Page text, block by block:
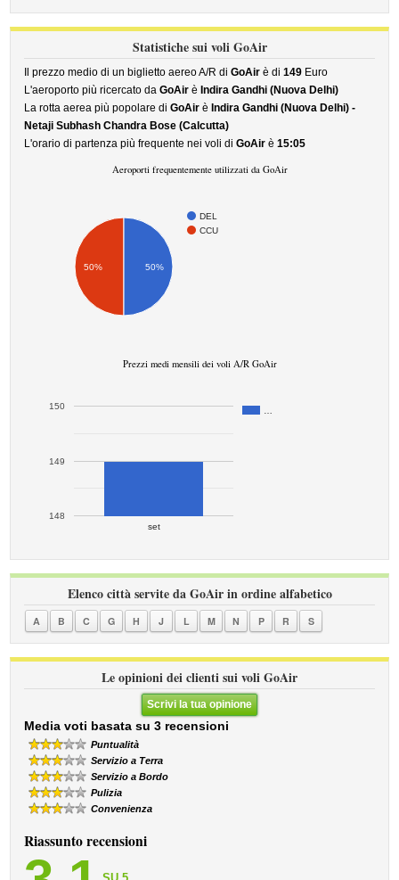
Statistiche sui voli GoAir
Il prezzo medio di un biglietto aereo A/R diGoAir è di149 Euro
L'aeroporto più ricercato daGoAir è Indira Gandhi (Nuova Delhi)
La rotta aerea più popolare diGoAir è Indira Gandhi (Nuova Delhi) -
Netaji Subhash Chandra Bose (Calcutta)
L'orario di partenza più frequente nei voli diGoAir è15:05
Aeroporti frequentemente utilizzati da GoAir
DEL
CCU
50% 50%
Prezzi medi mensili dei voli A/R GoAir
set
148
149
150
Elenco città servite da GoAir in ordine alfabetico
A B C G H J L M N P R S
Le opinioni dei clienti sui voli GoAir
Scrivi la tua opinione
Media voti basata su 3 recensioni
Puntualità
Servizio a Terra
Servizio a Bordo
Pulizia
Convenienza
Riassunto recensioni